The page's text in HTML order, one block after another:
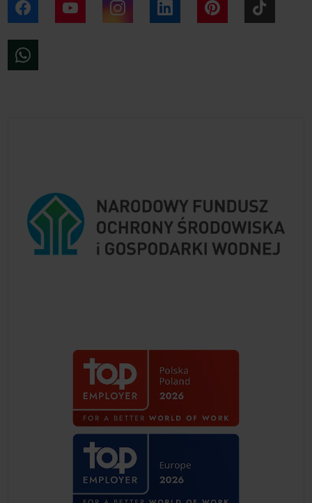
Facebook YouTube Instagram LinkedIn Pinterest